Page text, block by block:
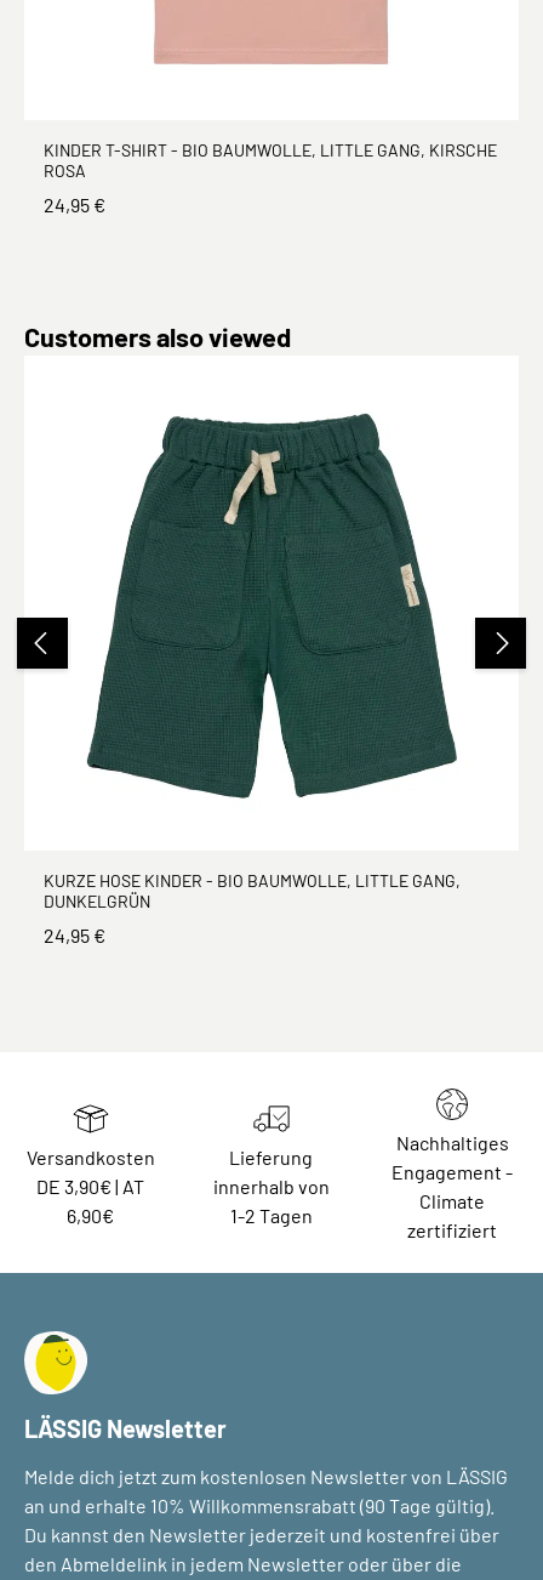
KINDER T-SHIRT - BIO BAUMWOLLE, LITTLE GANG, KIRSCHE
ROSA
24,95 €
Produktgalerie überspringen
Customers also viewed
KURZE HOSE KINDER - BIO BAUMWOLLE, LITTLE GANG,
DUNKELGRÜN
24,95 €
Versandkosten
DE 3,90€ | AT
6,90€
Lieferung
innerhalb von
1-2 Tagen
Nachhaltiges
Engagement -
Climate
zertifiziert
LÄSSIG Newsletter
Melde dich jetzt zum kostenlosen Newsletter von LÄSSIG
an und erhalte 10% Willkommensrabatt (90 Tage gültig).
Du kannst den Newsletter jederzeit und kostenfrei über
den Abmeldelink in jedem Newsletter oder über die